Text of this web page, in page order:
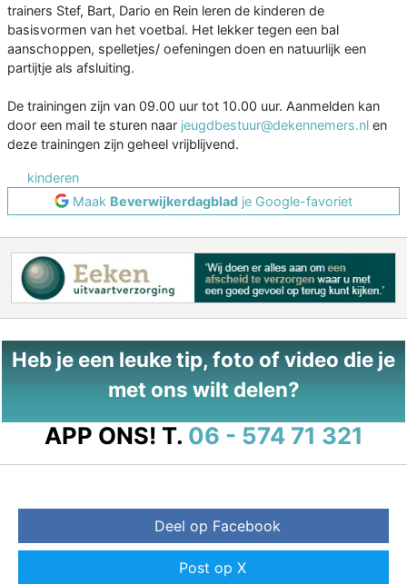
trainers Stef, Bart, Dario en Rein leren de kinderen de
basisvormen van het voetbal. Het lekker tegen een bal
aanschoppen, spelletjes/ oefeningen doen en natuurlijk een
partijtje als afsluiting.
De trainingen zijn van 09.00 uur tot 10.00 uur. Aanmelden kan
door een mail te sturen naar jeugdbestuur@dekennemers.nl en
deze trainingen zijn geheel vrijblijvend.
kinderen
Maak Beverwijkerdagblad je Google-favoriet
Heb je een leuke tip, foto of video die je
met ons wilt delen?
APP ONS! T. 06 - 574 71 321
Deel op Facebook
Post op X